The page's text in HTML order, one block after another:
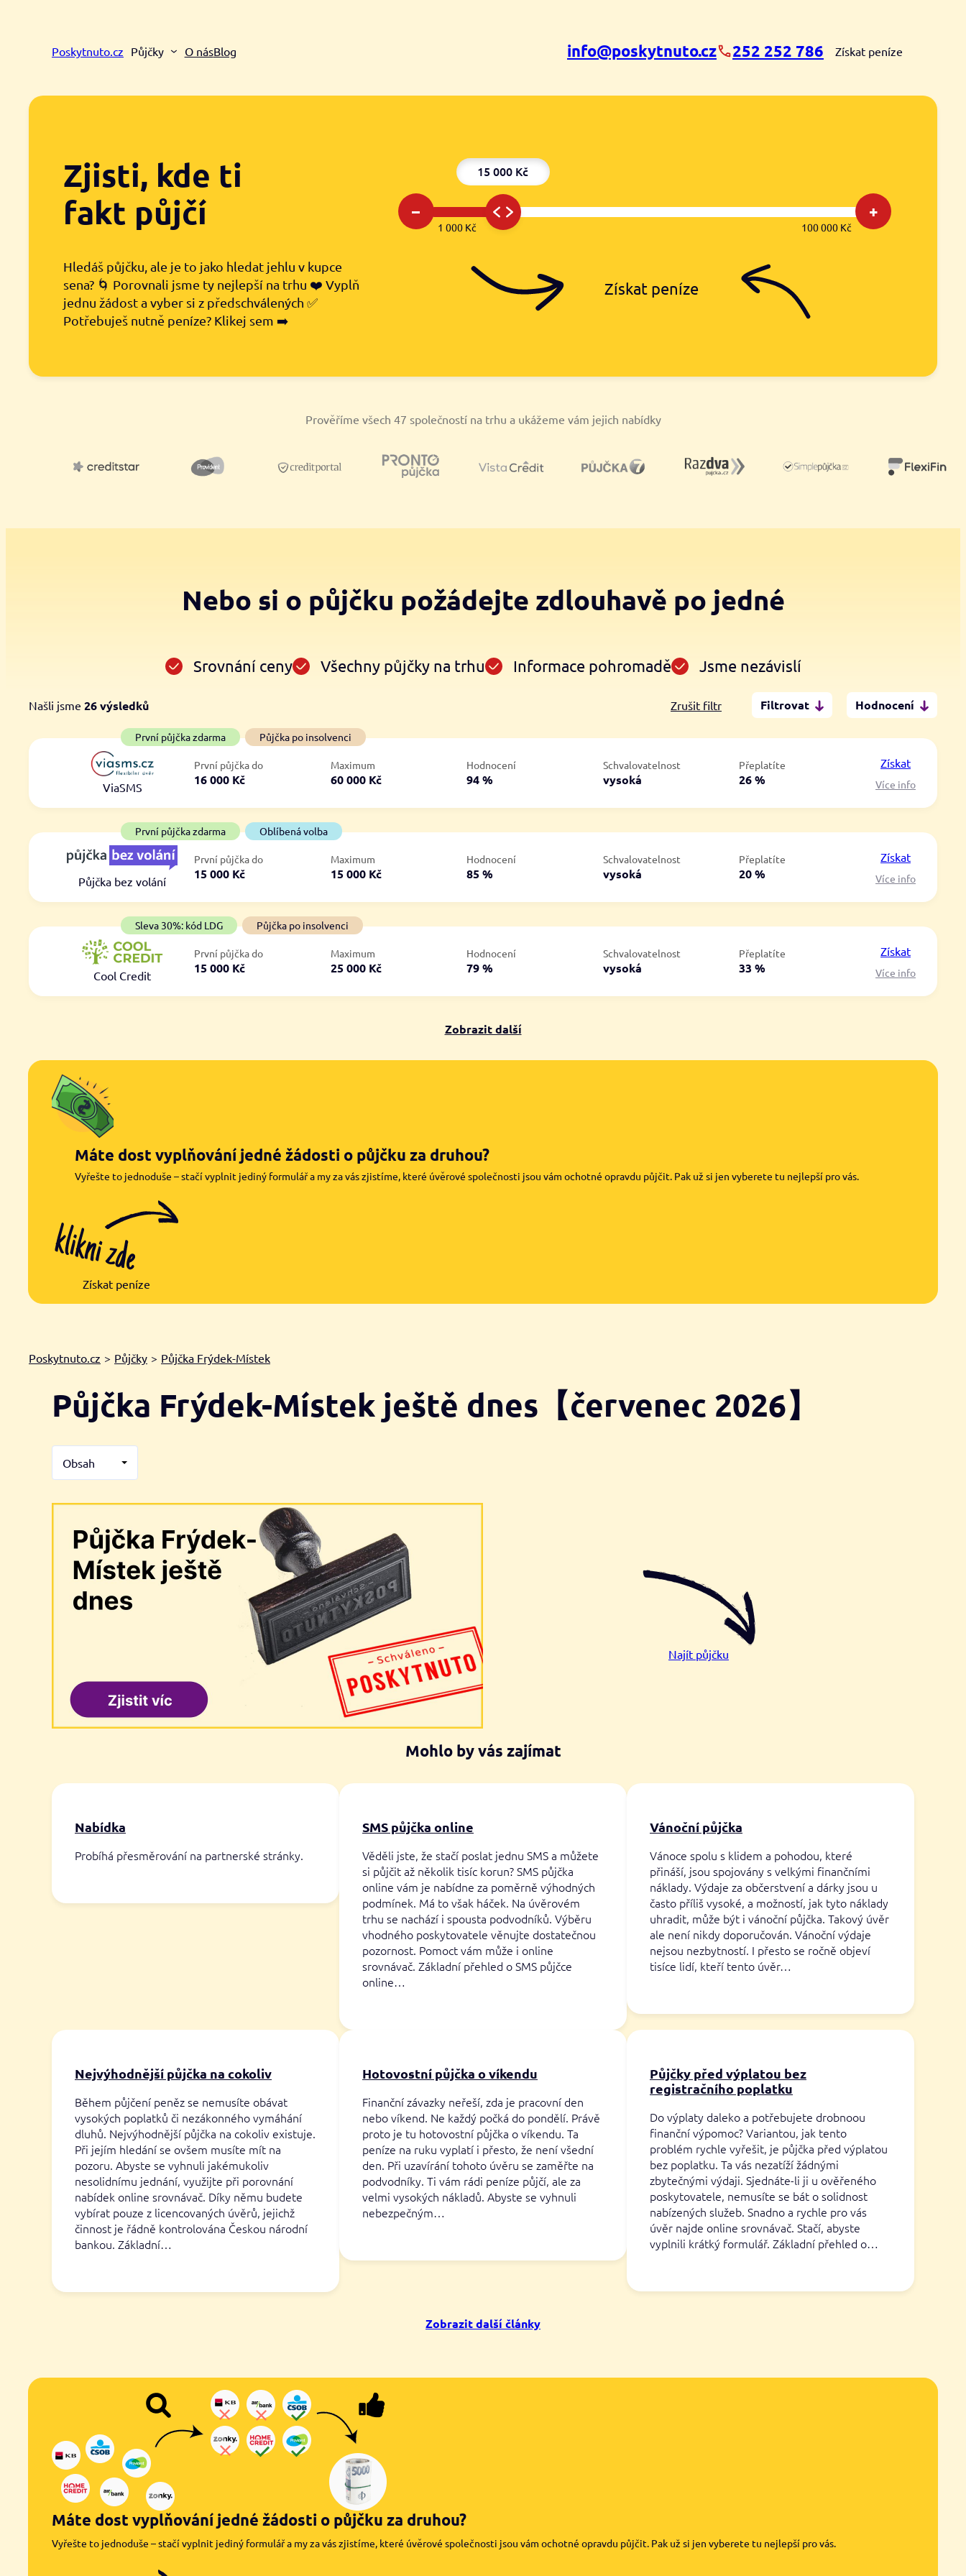
Poskytnuto.cz Půjčky O násBlog info@poskytnuto.cz 252 252 786 Získat peníze
Zjisti, kde ti
fakt půjčí
Hledáš půjčku, ale je to jako hledat jehlu v kupce
sena? 🌀 Porovnali jsme ty nejlepší na trhu ❤️ Vyplň
jednu žádost a vyber si z předschválených ✅
Potřebuješ nutně peníze? Klikej sem ➡️
15 000 Kč
– +
1 000 Kč 100 000 Kč
Získat peníze
Prověříme všech 47 společností na trhu a ukážeme vám jejich nabídky
Nebo si o půjčku požádejte zdlouhavě po jedné
Srovnání ceny Všechny půjčky na trhu Informace pohromadě Jsme nezávislí
Zrušit filtr Filtrovat
Hodnocení
Od
Do
První půjčka zdarma
ano
Našli jsme 26výsledků
První půjčka zdarma Půjčka po insolvenci
ViaSMS
První půjčka do
16 000 Kč
Maximum
60 000 Kč
Hodnocení
94 %
Schvalovatelnost
vysoká
Přeplatíte
26 %
Získat
Více info
První půjčka zdarma Oblíbená volba
Půjčka bez volání
První půjčka do
15 000 Kč
Maximum
15 000 Kč
Hodnocení
85 %
Schvalovatelnost
vysoká
Přeplatíte
20 %
Získat
Více info
Sleva 30%: kód LDG Půjčka po insolvenci
Cool Credit
První půjčka do
15 000 Kč
Maximum
25 000 Kč
Hodnocení
79 %
Schvalovatelnost
vysoká
Přeplatíte
33 %
Získat
Více info
Zobrazit další
Máte dost vyplňování jedné žádosti o půjčku za druhou?
Vyřešte to jednoduše – stačí vyplnit jediný formulář a my za vás zjistíme, které úvěrové společnosti jsou vám ochotné opravdu půjčit. Pak už si jen vyberete tu nejlepší pro vás.
Získat peníze
Poskytnuto.cz > Půjčky > Půjčka Frýdek-Místek
Půjčka Frýdek-Místek ještě dnes【červenec 2026】
Obsah
Najít půjčku
Mohlo by vás zajímat
Nabídka
Probíhá přesměrování na partnerské stránky.
SMS půjčka online
Věděli jste, že stačí poslat jednu SMS a můžete
si půjčit až několik tisíc korun? SMS půjčka
online vám je nabídne za poměrně výhodných
podmínek. Má to však háček. Na úvěrovém
trhu se nachází i spousta podvodníků. Výběru
vhodného poskytovatele věnujte dostatečnou
pozornost. Pomoct vám může i online
srovnávač. Základní přehled o SMS půjčce
online…
Vánoční půjčka
Vánoce spolu s klidem a pohodou, které
přináší, jsou spojovány s velkými finančními
náklady. Výdaje za občerstvení a dárky jsou u
často příliš vysoké, a možností, jak tyto náklady
uhradit, může být i vánoční půjčka. Takový úvěr
ale není nikdy doporučován. Vánoční výdaje
nejsou nezbytností. I přesto se ročně objeví
tisíce lidí, kteří tento úvěr…
Nejvýhodnější půjčka na cokoliv
Během půjčení peněz se nemusíte obávat
vysokých poplatků či nezákonného vymáhání
dluhů. Nejvýhodnější půjčka na cokoliv existuje.
Při jejím hledání se ovšem musíte mít na
pozoru. Abyste se vyhnuli jakémukoliv
nesolidnímu jednání, využijte při porovnání
nabídek online srovnávač. Díky němu budete
vybírat pouze z licencovaných úvěrů, jejichž
činnost je řádně kontrolována Českou národní
bankou. Základní…
Hotovostní půjčka o víkendu
Finanční závazky neřeší, zda je pracovní den
nebo víkend. Ne každý počká do pondělí. Právě
proto je tu hotovostní půjčka o víkendu. Ta
peníze na ruku vyplatí i přesto, že není všední
den. Při uzavírání tohoto úvěru se zaměřte na
podvodníky. Ti vám rádi peníze půjčí, ale za
velmi vysokých nákladů. Abyste se vyhnuli
nebezpečným…
Půjčky před výplatou bez
registračního poplatku
Do výplaty daleko a potřebujete drobnoou
finanční výpomoc? Variantou, jak tento
problém rychle vyřešit, je půjčka před výplatou
bez poplatku. Ta vás nezatíží žádnými
zbytečnými výdaji. Sjednáte-li ji u ověřeného
poskytovatele, nemusíte se bát o solidnost
nabízených služeb. Snadno a rychle pro vás
úvěr najde online srovnávač. Stačí, abyste
vyplnili krátký formulář. Základní přehled o…
Zobrazit další články
Máte dost vyplňování jedné žádosti o půjčku za druhou?
Vyřešte to jednoduše – stačí vyplnit jediný formulář a my za vás zjistíme, které úvěrové společnosti jsou vám ochotné opravdu půjčit. Pak už si jen vyberete tu nejlepší pro vás.